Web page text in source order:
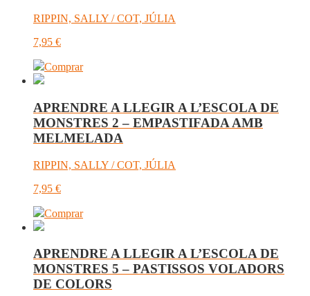
RIPPIN, SALLY / COT, JÚLIA
7,95 €
Comprar
APRENDRE A LLEGIR A L’ESCOLA DE
MONSTRES 2 – EMPASTIFADA AMB
MELMELADA
RIPPIN, SALLY / COT, JÚLIA
7,95 €
Comprar
APRENDRE A LLEGIR A L’ESCOLA DE
MONSTRES 5 – PASTISSOS VOLADORS
DE COLORS